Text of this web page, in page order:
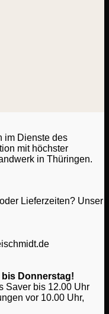
im Dienste des
mit höchster
in Thüringen.
Lieferzeiten? Unser
Donnerstag!
Saver bis 12.00 Uhr
vor 10.00 Uhr,